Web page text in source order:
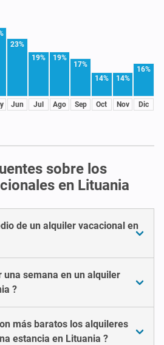
23%
Jun
19%
Jul
19%
Ago
17%
Sep
14%
Oct
14%
Nov
16%
Dic
sobre los
en Lituania
de un alquiler vacacional en
una semana en un alquiler
?
más baratos los alquileres
estancia en Lituania ?